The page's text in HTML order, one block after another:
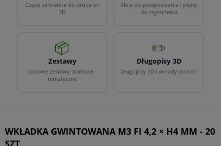
Części zamienne do drukarek
3D
Kleje do podgrzewania i płyny
do czyszczenia
📦
Zestawy
Gotowe zestawy startowe i
tematyczne
✏️
Długopisy 3D
Długopisy 3D i wkłady do nich
WKŁADKA GWINTOWANA M3 FI 4,2 × H4 MM - 20
SZT